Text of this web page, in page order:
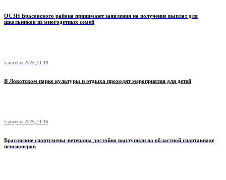
ОСЗН Брасовского района принимают заявления на получение выплат для
школьников из многодетных семей
5 августа 2026, 11:19
В Локотском парке культуры и отдыха проходят мероприятия для детей
5 августа 2026, 11:16
Брасовские спортсмены-ветераны достойно выступили на областной спартакиаде
пенсионеров